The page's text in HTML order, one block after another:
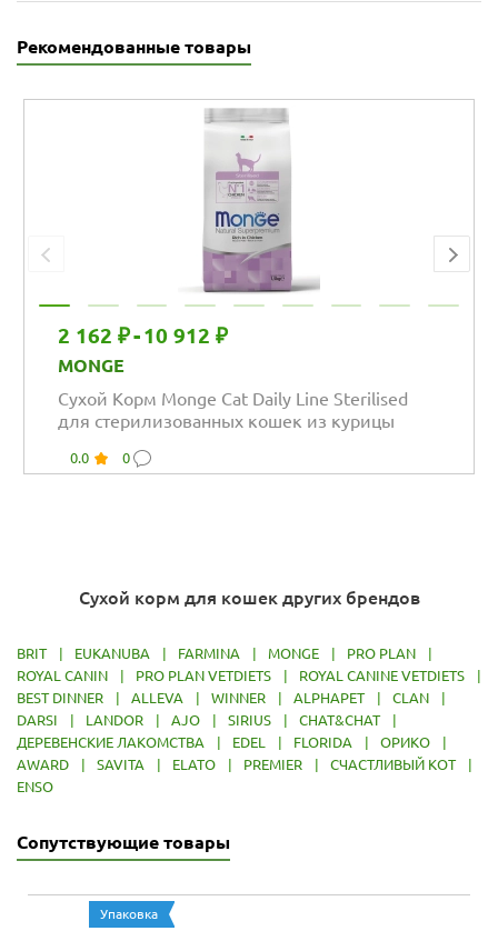
Рекомендованные товары
2 162 ₽-10 912 ₽
MONGE
Сухой Корм Monge Cat Daily Line Sterilised
для стерилизованных кошек из курицы
0.0 0
Сухой корм для кошек других брендов
BRIT | EUKANUBA | FARMINA | MONGE | PRO PLAN
|
ROYAL CANIN
| PRO PLAN VETDIETS | ROYAL CANINE VETDIETS
|
BEST DINNER
| ALLEVA | WINNER | ALPHAPET | CLAN
|
DARSI
| LANDOR | AJO | SIRIUS | CHAT&CHAT
|
ДЕРЕВЕНСКИЕ ЛАКОМСТВА
| EDEL | FLORIDA | ОРИКО
|
AWARD
| SAVITA | ELATO | PREMIER | СЧАСТЛИВЫЙ КОТ
|
ENSO
Сопутствующие товары
Упаковка